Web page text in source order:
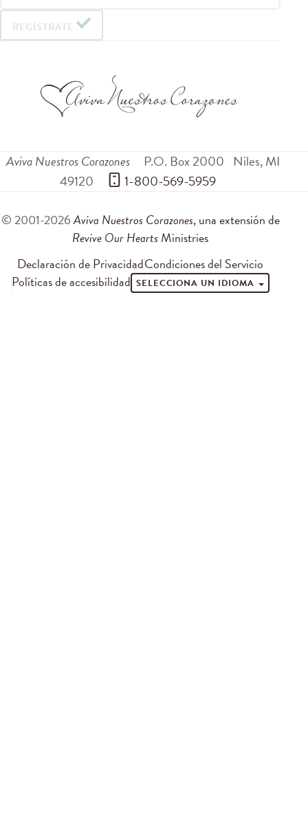
REGÍSTRATE
Aviva Nuestros Corazones P.O. Box 2000 Niles,MI
49120
1-800-569-5959
© 2001-2026Aviva Nuestros Corazones, una extensión de
Revive Our Hearts Ministries
Declaración de PrivacidadCondiciones del Servicio
Políticas de accesibilidad SELECCIONA UN IDIOMA